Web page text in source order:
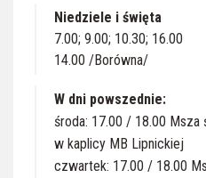
Niedziele i święta
7.00; 9.00; 10.30; 16.00
14.00 /Borówna/
W dni powszednie:
środa: 17.00 / 18.00 Msza
w kaplicy MB Lipnickiej
czwartek: 17.00 / 18.00